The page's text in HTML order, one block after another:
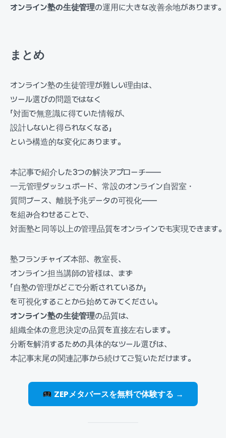
オンライン塾の生徒管理の運用に大きな改善余地があります。
まとめ
オンライン塾の生徒管理が難しい理由は、
ツール選びの問題ではなく
「対面で無意識に得ていた情報が、
設計しないと得られなくなる」
という構造的な変化にあります。
本記事で紹介した3つの解決アプローチ——
一元管理ダッシュボード、常設のオンライン自習室・
質問ブース、離脱予兆データの可視化——
を組み合わせることで、
対面塾と同等以上の管理品質をオンラインでも実現できます。
塾フランチャイズ本部、教室長、
オンライン担当講師の皆様は、まず
「自塾の管理がどこで分断されているか」
を可視化することから始めてみてください。
オンライン塾の生徒管理の品質は、
組織全体の意思決定の品質を直接左右します。
分断を解消するための具体的なツール選びは、
本記事末尾の関連記事から続けてご覧いただけます。
ZEPメタバースを無料で体験する →